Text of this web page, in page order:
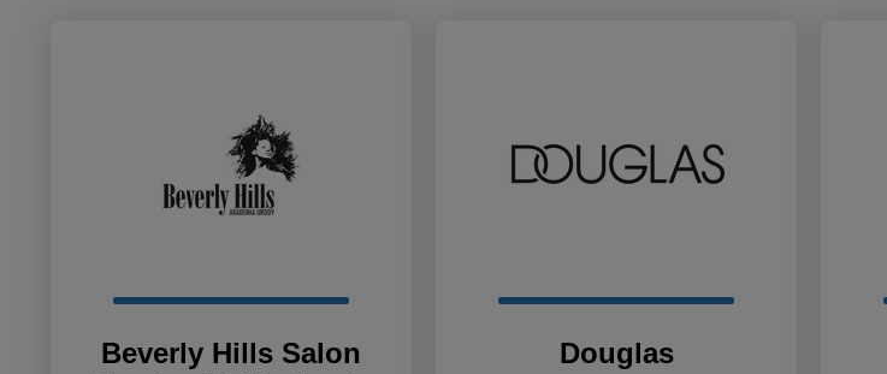
Beverly Hills Salon
Douglas